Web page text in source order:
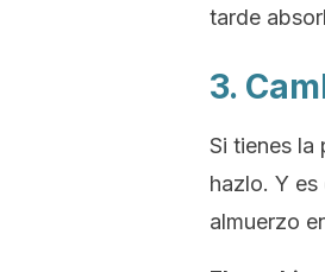
tarde
3.
Si tienes la
hazlo. Y es
almuerzo